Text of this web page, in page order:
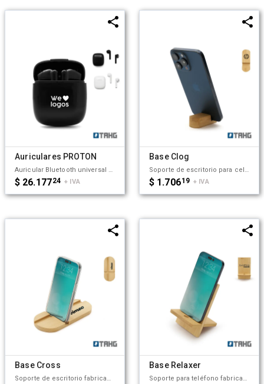
Auriculares PROTON
Auricular Bluetooth universal con micrófono incluido y estuche de carga. Está disponible en los colores blanco y negro e incluye un cable cargador USB. El estuche de carga cuenta con indicadores LED y botones de control táctil en ambos auriculares. ESPECIFICACIONES TÉCNICAS: Modelo: CT04043 | Número de artículo: CPP-6753 | Capacidad del estuche de carga: 300mAh / 3.7V (1.11Wh) | Capacidad de los auriculares: 30mAh / 3.7V (0.111Wh) | Entrada de los auriculares: 5V / 60mA | Entrada del estuche de carga: 5V / 300mA (micro USB). Perfecto para escuchar música, hacer llamadas y disfrutar de un sonido sin cables durante tus actividades deportivas o momentos de relajación. Tahg
$ 26.17724 + IVA
Base Clog
Soporte de escritorio para celular fabricado en bambú. Práctico, liviano y fácil de transportar, es el accesorio perfecto para mantener tu dispositivo estable mientras realizas videollamadas, ves contenido o trabajas cómodamente, tanto en casa como fuera de ella. Tahg
$ 1.70619 + IVA
Base Cross Base Relaxer